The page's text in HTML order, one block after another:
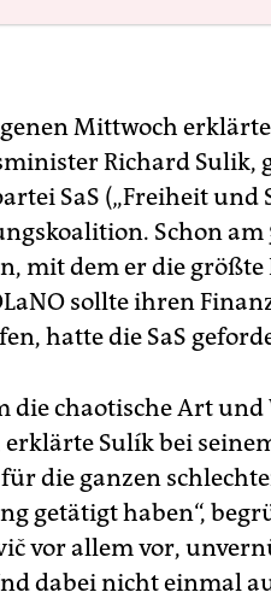
Mittwoch
Richard Sulik,
SaS („Freiheit
Schon
mit dem er die
sollte ihren
hatte die SaS
die chaotische Art
erklärte Sulík bei
die ganzen
getätigt haben“,
vor allem vor,
dabei nicht einmal